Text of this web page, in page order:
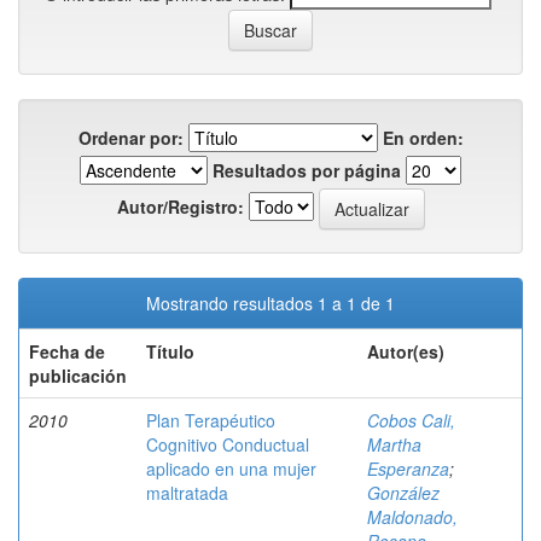
Ordenar por:
En orden:
Resultados por página
Autor/Registro:
Mostrando resultados 1 a 1 de 1
Fecha de
publicación
Título Autor(es)
2010
Plan Terapéutico
Cognitivo Conductual
aplicado en una mujer
maltratada
Cobos Cali,
Martha
Esperanza;
González
Maldonado,